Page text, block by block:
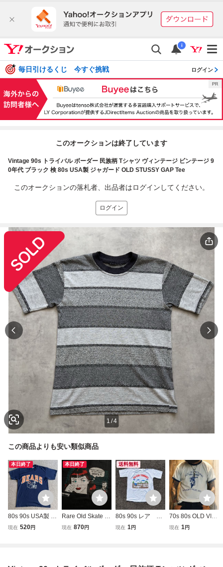
i
毎日引けるくじ 今すぐ挑戦 ログイン
このオークションは終了しています
Vintage 90s トライバル ボーダー 民族柄 Tシャツ ヴィンテージ ビンテージ 9
0年代 ブラック 検 80s USA製 ジャガード OLD STUSSY GAP Tee
このオークションの落札者、出品者はログインしてください。
ログイン
1/4
この商品よりも安い類似商品
本日終了
80s 90s USA製 ヴ
ィンテージ Tシャ
現在 520円
本日終了
Rare Old Skate Th
rasher Magazine
現在 870円
送料無料
80s 90s レア ベ
トナム戦争 Tシ
現在 1円
70s 80s OLD VINT
AGE リンガーTシ
現在 1円